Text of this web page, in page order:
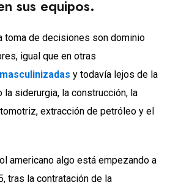
sus equipos.
toma de decisiones son dominio
igual que en otras
y todavía lejos de la
la siderurgia, la construcción, la
extracción de petróleo y el
americano algo está empezando a
tras la contratación de la